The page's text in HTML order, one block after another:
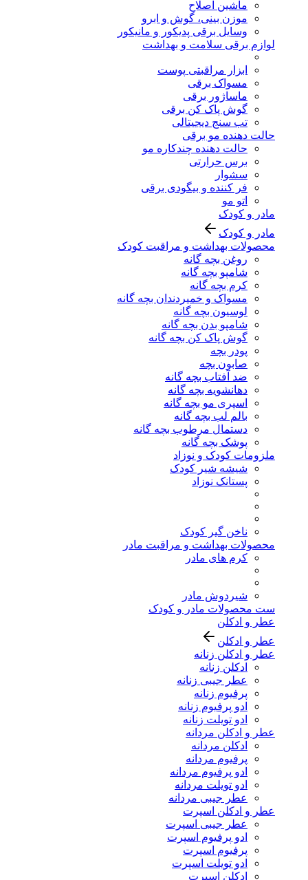
ماشین اصلاح
موزن بینی، گوش و ابرو
وسایل برقی پدیکور و مانیکور
لوازم برقی سلامت و بهداشت
ابزار مراقبتی پوست
مسواک برقی
ماساژور برقی
گوش پاک کن برقی
تب سنج دیجیتالی
حالت دهنده مو برقی
حالت دهنده چندکاره مو
برس حرارتی
سشوار
فر کننده و بیگودی برقی
اتو مو
مادر و کودک
مادر و کودک
محصولات بهداشت و مراقبت کودک
روغن بچه گانه
شامپو بچه گانه
کرم بچه گانه
مسواک و خمیردندان بچه گانه
لوسیون بچه گانه
شامپو بدن بچه گانه
گوش پاک کن بچه گانه
پودر بچه
صابون بچه
ضد آفتاب بچه گانه
دهانشویه بچه گانه
اسپری مو بچه گانه
بالم لب بچه گانه
دستمال مرطوب بچه گانه
پوشک بچه گانه
ملزومات کودک و نوزاد
شیشه شیر کودک
پستانک نوزاد
ناخن گیر کودک
محصولات بهداشت و مراقبت مادر
کرم های مادر
شیردوش مادر
ست محصولات مادر و کودک
عطر و ادکلن
عطر و ادکلن
عطر و ادکلن زنانه
ادکلن زنانه
عطر جیبی زنانه
پرفیوم زنانه
ادو پرفیوم زنانه
ادو تویلت زنانه
عطر و ادکلن مردانه
ادکلن مردانه
پرفیوم مردانه
ادو پرفیوم مردانه
ادو تویلت مردانه
عطر جیبی مردانه
عطر و ادکلن اسپرت
عطر جیبی اسپرت
ادو پرفیوم اسپرت
پرفیوم اسپرت
ادو تویلت اسپرت
ادکلن اسپرت